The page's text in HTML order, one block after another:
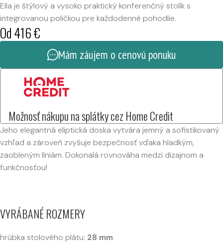
Ella je štýlový a vysoko praktický konferenčný stolík s
integrovanou poličkou pre každodenné pohodlie.
Od416€
Mám záujem o cenovú ponuku
Možnosť nákupu na splátky cez Home Credit
Jeho elegantná eliptická doska vytvára jemný a sofistikovaný
vzhľad a zároveň zvyšuje bezpečnosť vďaka hladkým,
zaobleným líniám. Dokonalá rovnováha medzi dizajnom a
funkčnosťou!
VYRÁBANÉ ROZMERY
hrúbka stolového plátu: 28 mm